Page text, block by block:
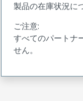
製品の在庫状況に
ご注意:
すべてのパートナ
せん。